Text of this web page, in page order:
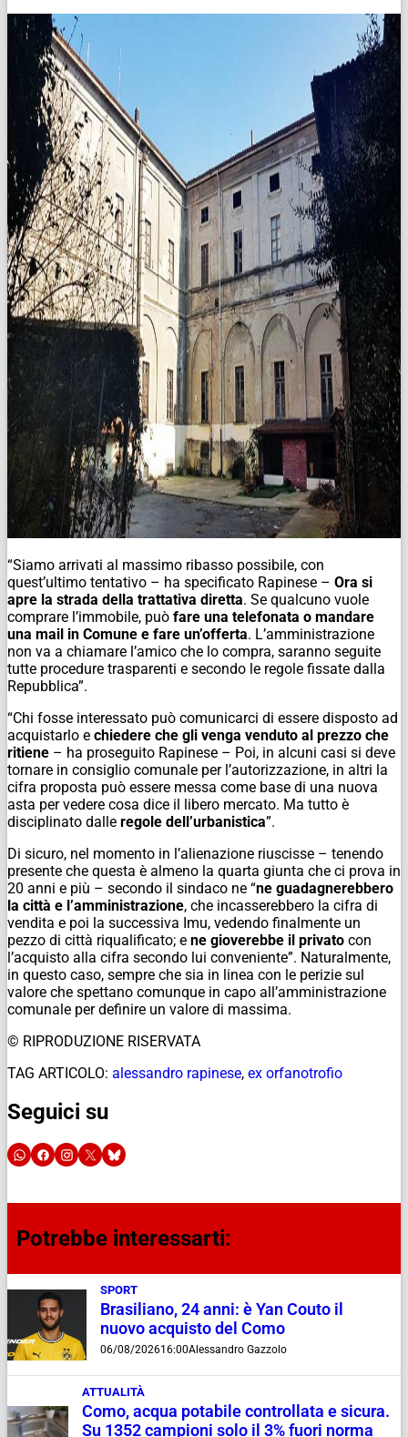
“Siamo arrivati al massimo ribasso possibile, con
quest’ultimo tentativo – ha specificato Rapinese – Ora si
apre la strada della trattativa diretta. Se qualcuno vuole
comprare l’immobile, può fare una telefonata o mandare
una mail in Comune e fare un’offerta. L’amministrazione
non va a chiamare l’amico che lo compra, saranno seguite
tutte procedure trasparenti e secondo le regole fissate dalla
Repubblica”.
“Chi fosse interessato può comunicarci di essere disposto ad
acquistarlo e chiedere che gli venga venduto al prezzo che
ritiene – ha proseguito Rapinese – Poi, in alcuni casi si deve
tornare in consiglio comunale per l’autorizzazione, in altri la
cifra proposta può essere messa come base di una nuova
asta per vedere cosa dice il libero mercato. Ma tutto è
disciplinato dalle regole dell’urbanistica”.
Di sicuro, nel momento in l’alienazione riuscisse – tenendo
presente che questa è almeno la quarta giunta che ci prova in
20 anni e più – secondo il sindaco ne “ne guadagnerebbero
la città e l’amministrazione, che incasserebbero la cifra di
vendita e poi la successiva Imu, vedendo finalmente un
pezzo di città riqualificato; e ne gioverebbe il privato con
l’acquisto alla cifra secondo lui conveniente”. Naturalmente,
in questo caso, sempre che sia in linea con le perizie sul
valore che spettano comunque in capo all’amministrazione
comunale per definire un valore di massima.
© RIPRODUZIONE RISERVATA
TAG ARTICOLO: alessandro rapinese, ex orfanotrofio
Seguici su
Potrebbe interessarti:
SPORT
Brasiliano, 24 anni: è Yan Couto il
nuovo acquisto del Como
06/08/202616:00Alessandro Gazzolo
ATTUALITÀ
Como, acqua potabile controllata e sicura.
Su 1352 campioni solo il 3% fuori norma